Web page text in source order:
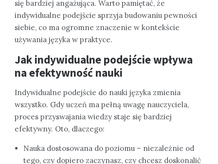
się bardziej angażująca. Warto pamiętać, że
indywidualne podejście sprzyja budowaniu pewności
siebie, co ma ogromne znaczenie w kontekście
używania języka w praktyce.
Jak indywidualne podejście wpływa
na efektywność nauki
Indywidualne podejście do nauki języka zmienia
wszystko. Gdy uczeń ma pełną uwagę nauczyciela,
proces przyswajania wiedzy staje się bardziej
efektywny. Oto, dlaczego:
Nauka dostosowana do poziomu – niezależnie od
tego, czy dopiero zaczynasz, czy chcesz doskonalić